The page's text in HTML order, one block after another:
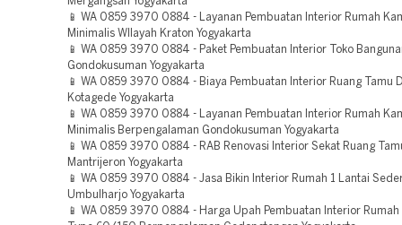
📱 WA 0859 3970 0884 - Layanan Pembuatan Interior Rumah
Minimalis WIlayah Kraton Yogyakarta
📱 WA 0859 3970 0884 - Paket Pembuatan Interior Toko
Gondokusuman Yogyakarta
📱 WA 0859 3970 0884 - Biaya Pembuatan Interior Ruang Tamu
Kotagede Yogyakarta
📱 WA 0859 3970 0884 - Layanan Pembuatan Interior Rumah
Minimalis Berpengalaman Gondokusuman Yogyakarta
📱 WA 0859 3970 0884 - RAB Renovasi Interior Sekat Ruang
Mantrijeron Yogyakarta
📱 WA 0859 3970 0884 - Jasa Bikin Interior Rumah 1 Lantai
Umbulharjo Yogyakarta
📱 WA 0859 3970 0884 - Harga Upah Pembuatan Interior Rumah